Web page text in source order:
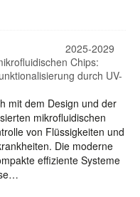
2025-2029
Chips:
durch UV-
mit dem Design und der
mikrofluidischen
von Flüssigkeiten und
Die moderne
effiziente Systeme